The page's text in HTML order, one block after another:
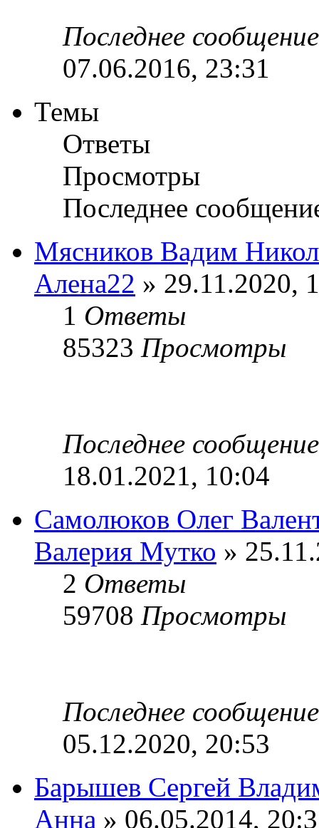
Последнее
07.06.2016, 23:31
Темы
Ответы
Просмотры
Последнее
Мясников Вадим
Алена22 » 29.11.2020,
1 Ответы
85323 Просмотры
Последнее
18.01.2021, 10:04
Самолюков Олег
Валерия Мутко »
2 Ответы
59708 Просмотры
Последнее
05.12.2020, 20:53
Барышев Сергей
Анна » 06.05.2014,